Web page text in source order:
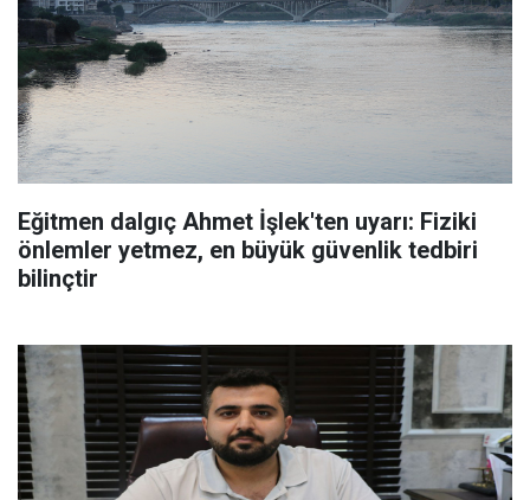
Eğitmen dalgıç Ahmet İşlek'ten uyarı: Fiziki
önlemler yetmez, en büyük güvenlik tedbiri
bilinçtir